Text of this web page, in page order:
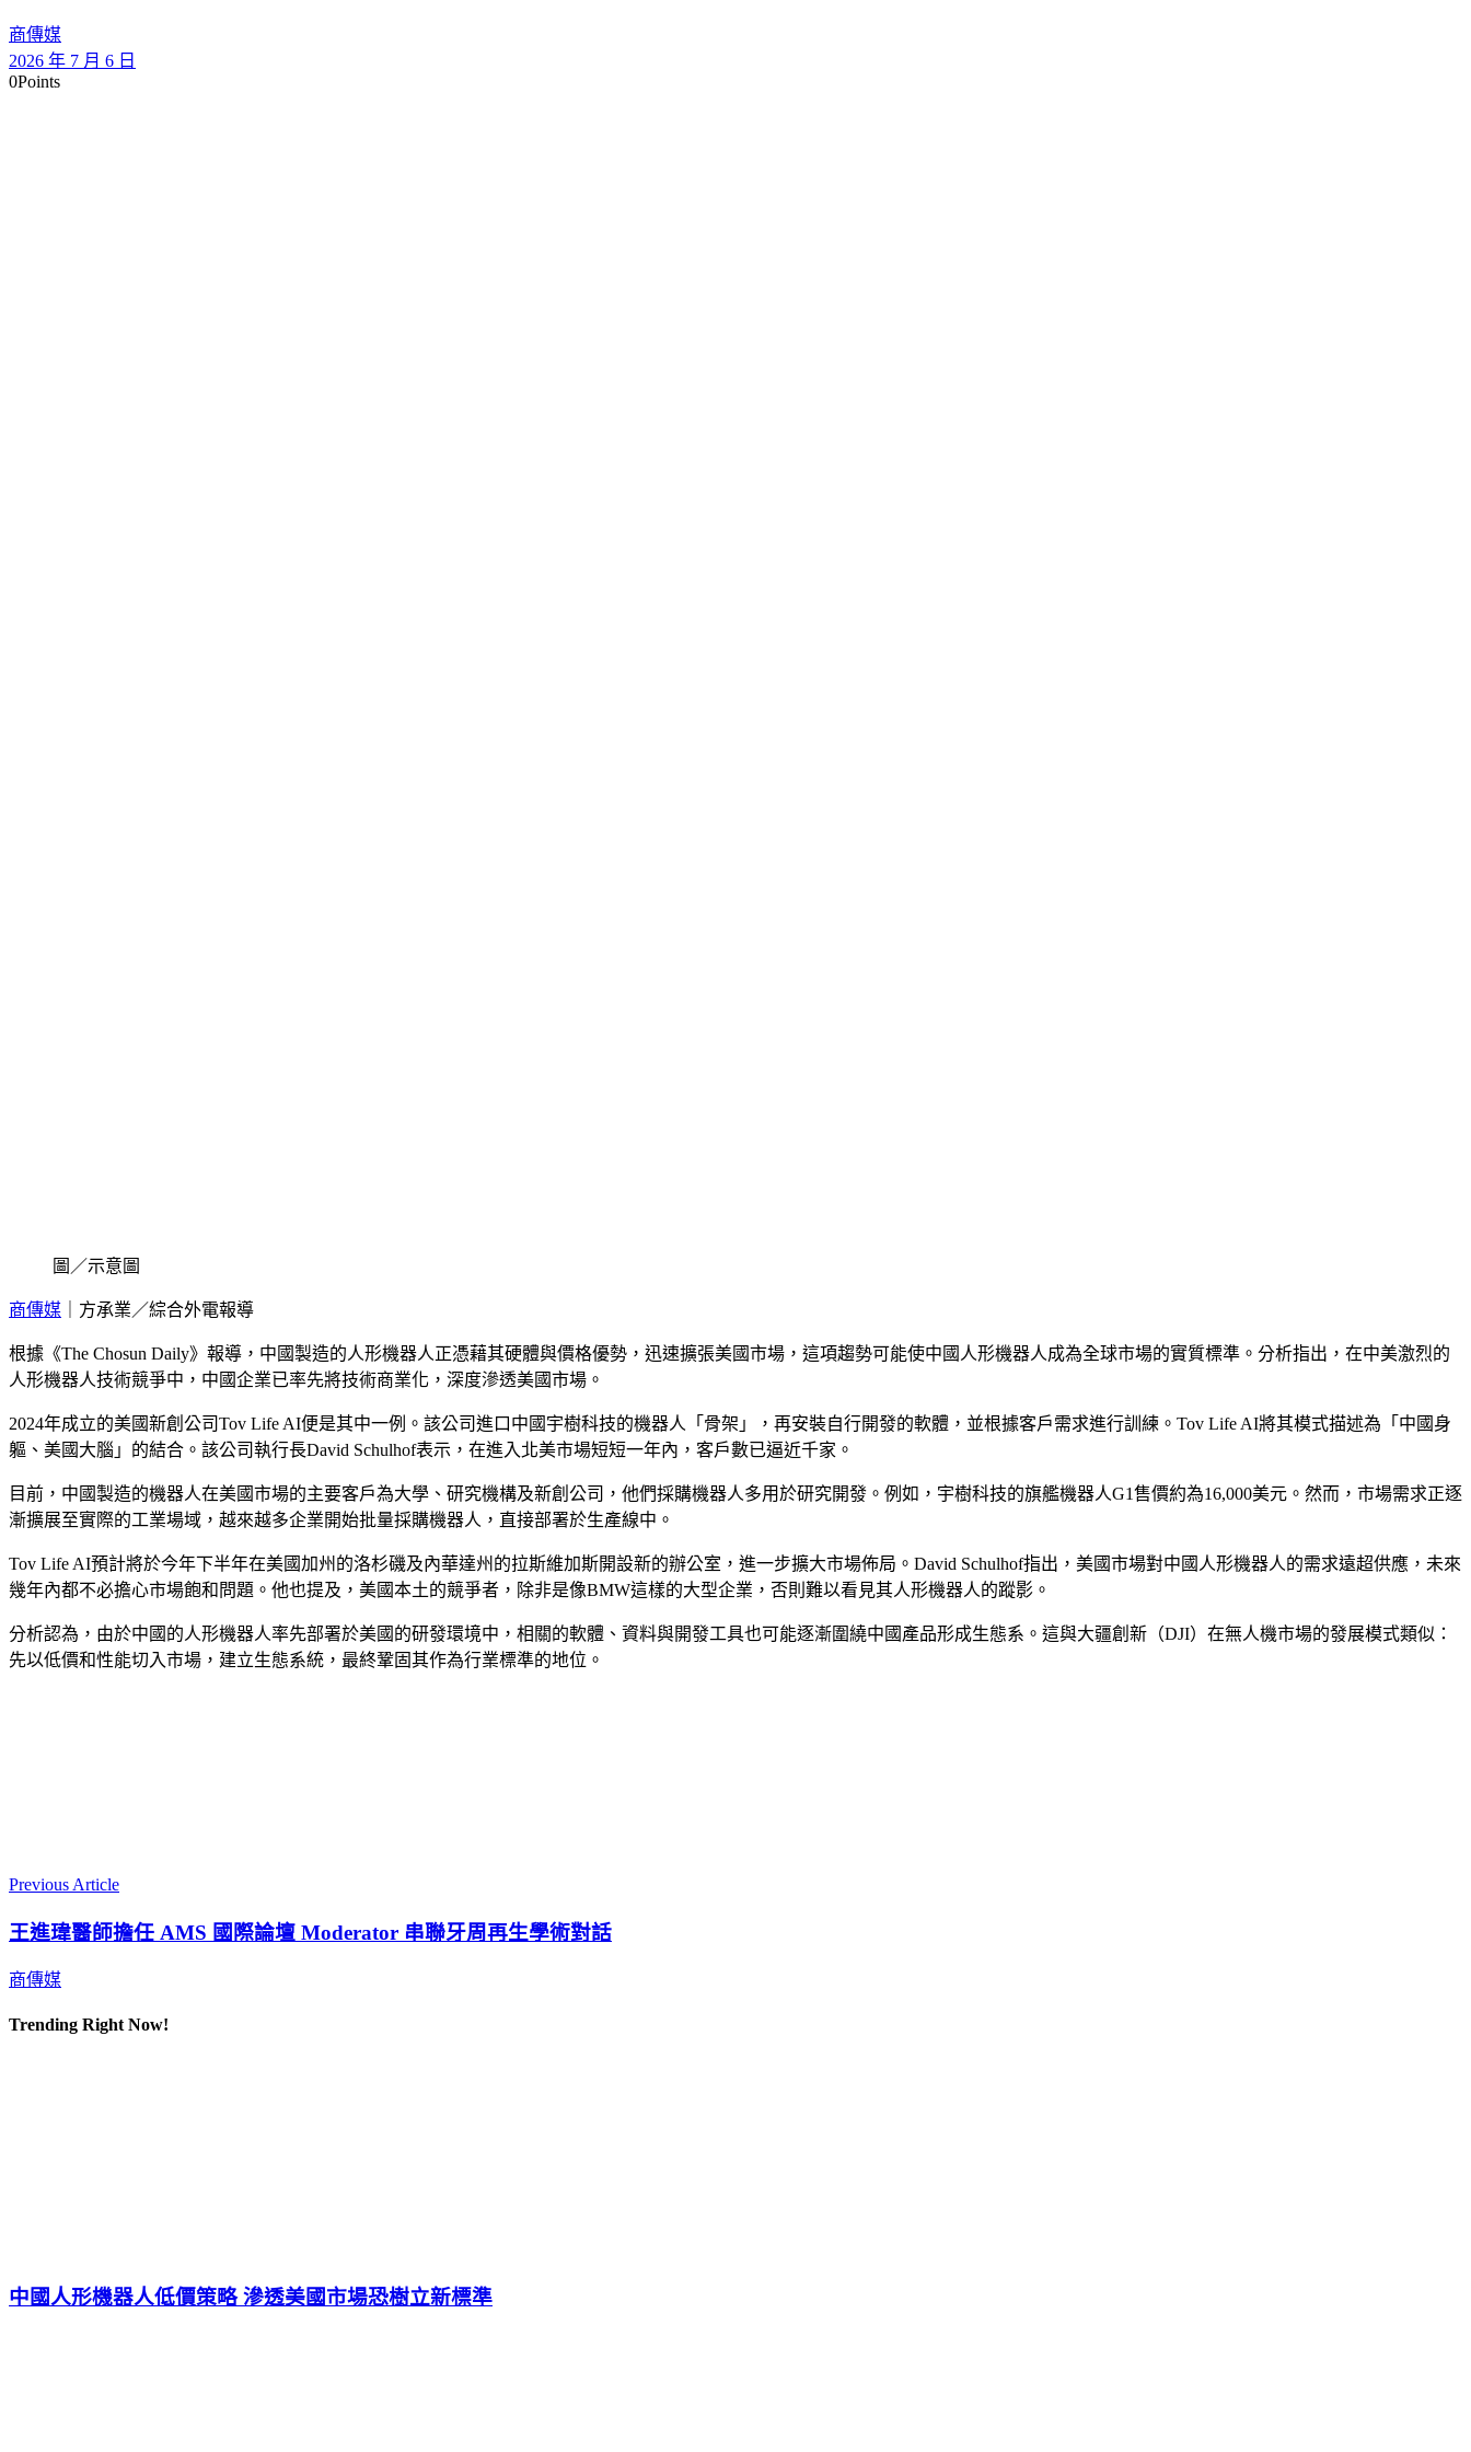
商傳媒
2026 年 7 月 6 日
0Points
圖／示意圖
商傳媒 ｜方承業／綜合外電報導
根據《The Chosun Daily》報導，中國製造的人形機器人正憑藉其硬體與價格優勢，迅速擴張美國市場，這項趨勢可能使中國人形機器人成為全球市場的實質標準。分析指出，在中美激烈的
人形機器人技術競爭中，中國企業已率先將技術商業化，深度滲透美國市場。
2024年成立的美國新創公司Tov Life AI便是其中一例。該公司進口中國宇樹科技的機器人「骨架」，再安裝自行開發的軟體，並根據客戶需求進行訓練。Tov Life AI將其模式描述為「中國身
軀、美國大腦」的結合。該公司執行長David Schulhof表示，在進入北美市場短短一年內，客戶數已逼近千家。
目前，中國製造的機器人在美國市場的主要客戶為大學、研究機構及新創公司，他們採購機器人多用於研究開發。例如，宇樹科技的旗艦機器人G1售價約為16,000美元。然而，市場需求正逐
漸擴展至實際的工業場域，越來越多企業開始批量採購機器人，直接部署於生產線中。
Tov Life AI預計將於今年下半年在美國加州的洛杉磯及內華達州的拉斯維加斯開設新的辦公室，進一步擴大市場佈局。David Schulhof指出，美國市場對中國人形機器人的需求遠超供應，未來
幾年內都不必擔心市場飽和問題。他也提及，美國本土的競爭者，除非是像BMW這樣的大型企業，否則難以看見其人形機器人的蹤影。
分析認為，由於中國的人形機器人率先部署於美國的研發環境中，相關的軟體、資料與開發工具也可能逐漸圍繞中國產品形成生態系。這與大疆創新（DJI）在無人機市場的發展模式類似：
先以低價和性能切入市場，建立生態系統，最終鞏固其作為行業標準的地位。
Previous Article
王進瑋醫師擔任 AMS 國際論壇 Moderator 串聯牙周再生學術對話
商傳媒
Trending Right Now!
中國人形機器人低價策略 滲透美國市場恐樹立新標準